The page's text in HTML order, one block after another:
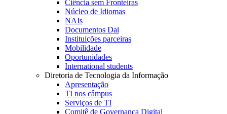
Ciência sem Fronteiras
Núcleo de Idiomas
NAIs
Documentos Dai
Instituições parceiras
Mobilidade
Oportunidades
International students
Diretoria de Tecnologia da Informação
Apresentação
TI nos câmpus
Serviços de TI
Comitê de Governança Digital